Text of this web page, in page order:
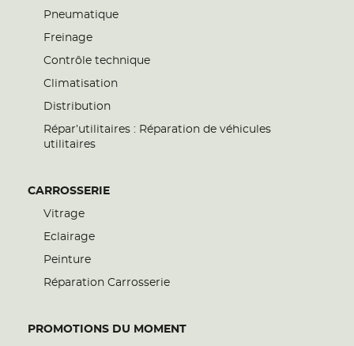
Pneumatique
Freinage
Contrôle technique
Climatisation
Distribution
Répar’utilitaires : Réparation de véhicules
utilitaires
CARROSSERIE
Vitrage
Eclairage
Peinture
Réparation Carrosserie
PROMOTIONS DU MOMENT